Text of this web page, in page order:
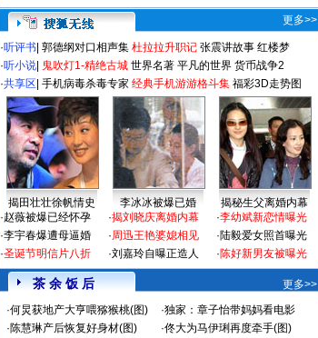
更多>>
·听评书 郭德纲对口相声集 杜拉拉升职记 张震讲故事 红楼梦
·听小说 鬼吹灯1-精绝古城 世界名著 平凡的世界 货币战争2
·共享区 手机病毒杀毒专家 经典手机游游格斗集 福彩3D走势图
揭田壮壮徐帆情史 李冰冰被爆已婚
揭秘生父离婚内幕
·赵薇被爆已经怀孕
·李宇春爆遭母逼婚
·圣诞节明信片八折
·揭刘晓庆离婚内幕
·周迅王艳婆媳相见
·刘嘉玲自曝正造人
·李幼斌新恋情曝光
·陆毅爱女照首曝光
·陈好新男友被曝光
茶 余 饭 后
更多>>
·何炅获地产大亨喂猕猴桃(图) ·独家：章子怡带妈妈看电影
·陈慧琳产后恢复好身材(图) ·佟大为马伊琍再度牵手(图)